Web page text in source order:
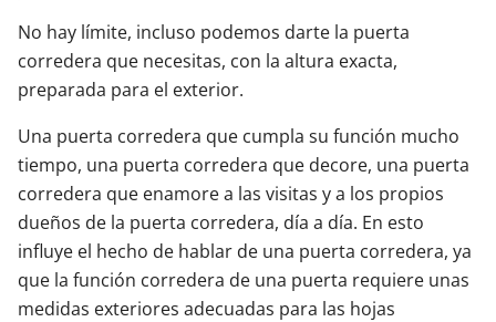
No hay límite, incluso podemos darte la puerta
corredera que necesitas, con la altura exacta,
preparada para el exterior.
Una puerta corredera que cumpla su función mucho
tiempo, una puerta corredera que decore, una puerta
corredera que enamore a las visitas y a los propios
dueños de la puerta corredera, día a día. En esto
influye el hecho de hablar de una puerta corredera, ya
que la función corredera de una puerta requiere unas
medidas exteriores adecuadas para las hojas